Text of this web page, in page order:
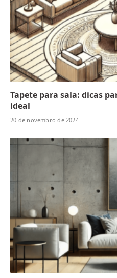
Tapete para sala: dicas
ideal
20 de novembro de 2024